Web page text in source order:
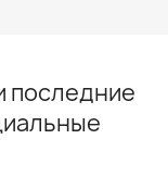
последние